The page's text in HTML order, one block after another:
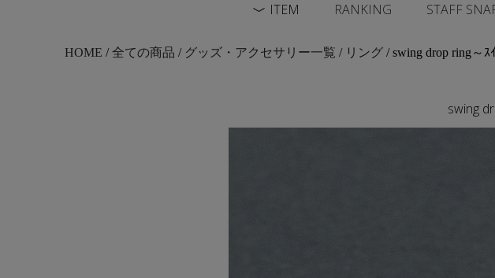
ITEM RANKING STAFF
HOME /全ての商品 / グッズ・アクセサリー一覧 / リング / swing drop ring～ｽ
swing